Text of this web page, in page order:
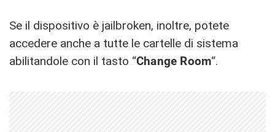
Se il dispositivo è jailbroken, inoltre, potete
accedere anche a tutte le cartelle di sistema
abilitandole con il tasto “Change Room“.